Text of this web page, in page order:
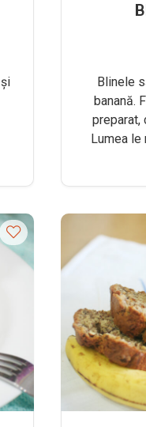
Blinele
banană.
preparat,
Lumea le